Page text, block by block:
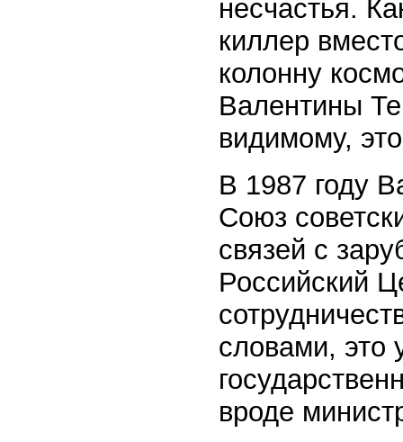
несчастья.
киллер
колонну
Валентины
видимому,
В 1987 году
Союз
связей с
Российский
словами, это
вроде